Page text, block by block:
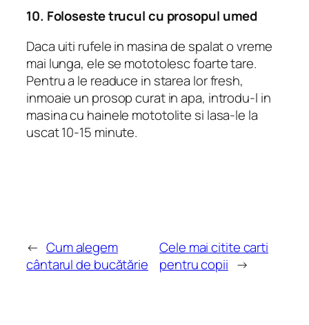
10. Foloseste trucul cu prosopul umed
Daca uiti rufele in masina de spalat o vreme
mai lunga, ele se mototolesc foarte tare.
Pentru a le readuce in starea lor fresh,
inmoaie un prosop curat in apa, introdu-l in
masina cu hainele mototolite si lasa-le la
uscat 10-15 minute.
← Cum alegem
cântarul de bucătărie
Cele mai citite carti
pentru copii →